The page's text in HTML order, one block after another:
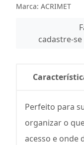
Marca: ACRIMET
cadastre-
Perfeito para
organizar o
acesso e onde